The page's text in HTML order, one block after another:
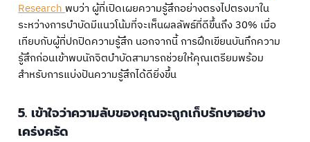
Researchพบว่า ผู้ที่เปิดเผยความรู้สึกอย่างตรงไปตรงมาใน
ระหว่างการบำบัดมีแนวโน้มที่จะเห็นผลลัพธ์ที่ดีขึ้นถึง 30% เมื่อ
เทียบกับผู้ที่ปกปิดความรู้สึก นอกจากนี้ การฝึกเขียนบันทึกความ
รู้สึกก่อนเข้าพบนักจิตบำบัดสามารถช่วยให้คุณเตรียมพร้อม
สำหรับการแบ่งปันความรู้สึกได้ดียิ่งขึ้น
5. เข้าใจว่าความลับของคุณจะถูกเก็บรักษาอย่าง
เคร่งครัด